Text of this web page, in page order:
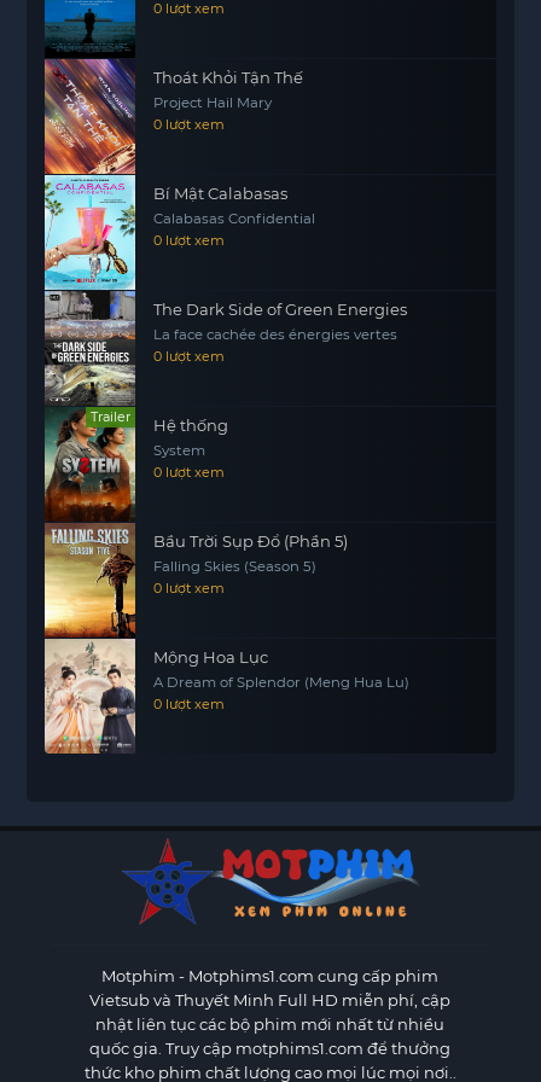
nghiệm không thể bỏ qua cho những ai yêu thích
thể loại phim dựa trên game và các câu chuyện
huyền bí. Hãy cùng theo dõi hành trình của thợ
săn ma cà rồng và khám phá những điều kỳ diệu
trong thế giới đầy bí ẩn này.
0 lượt xem
Thoát Khỏi Tận Thế
Project Hail Mary
0 lượt xem
Bí Mật Calabasas
Calabasas Confidential
0 lượt xem
The Dark Side of Green Energies
La face cachée des énergies vertes
0 lượt xem
Trailer Hệ thống
System
0 lượt xem
Bầu Trời Sụp Đổ (Phần 5)
Falling Skies (Season 5)
0 lượt xem
Mộng Hoa Lục
A Dream of Splendor (Meng Hua Lu)
0 lượt xem
Motphim - Motphims1.com cung cấp phim
Vietsub và Thuyết Minh Full HD miễn phí, cập
nhật liên tục các bộ phim mới nhất từ nhiều
quốc gia. Truy cập motphims1.com để thưởng
thức kho phim chất lượng cao mọi lúc mọi nơi..